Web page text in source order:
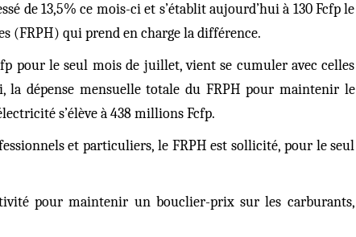
de 13,5% ce mois-ci et s’établit aujourd’hui à 130 Fcfp le
(FRPH) qui prend en charge la différence.
pour le seul mois de juillet, vient se cumuler avec celles
la dépense mensuelle totale du FRPH pour maintenir le
s’élève à 438 millions Fcfp.
et particuliers, le FRPH est sollicité, pour le seul
pour maintenir un bouclier-prix sur les carburants,